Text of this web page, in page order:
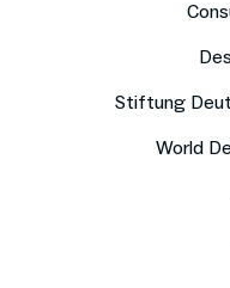
Stiftung
World